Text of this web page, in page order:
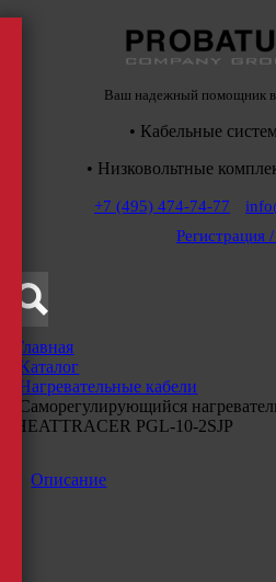
Ваш надежный помощник в
• Кабельные
• Низковольтные
+7 (495) 474-74-77
Регистрация
Главная
Каталог
Нагревательные кабели
Саморегулирующийся
HEATTRACER PGL-10-2SJP
Описание